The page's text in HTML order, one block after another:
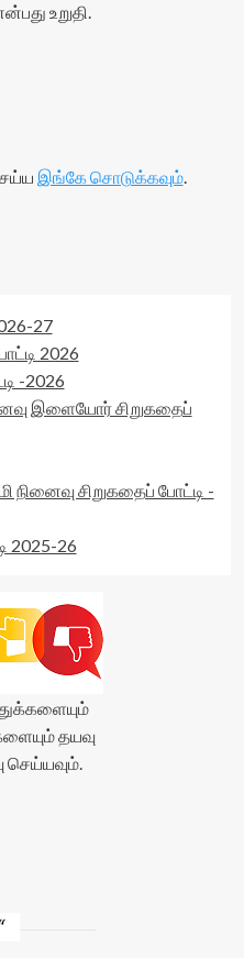
உறுதி.
இங்கே சொடுக்கவும்.
27
2026
-2026
இளையோர் சிறுகதைப்
நினைவு சிறுகதைப் போட்டி -
2025-26
தயவு
செய்யவும்.